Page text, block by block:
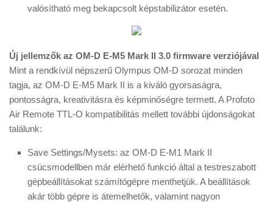
valósítható meg bekapcsolt képstabilizátor esetén.
Új jellemzők az OM-D E-M5 Mark II 3.0 firmware verziójával
Mint a rendkívül népszerű Olympus OM-D sorozat minden
tagja, az OM-D E-M5 Mark II is a kiváló gyorsaságra,
pontosságra, kreativitásra és képminőségre termett. A Profoto
Air Remote TTL-O kompatibilitás mellett további újdonságokat
találunk:
Save Settings/Mysets: az OM-D E-M1 Mark II
csúcsmodellben már elérhető funkció által a testreszabott
gépbeállításokat számítógépre menthetjük. A beállítások
akár több gépre is átemelhetők, valamint nagyon